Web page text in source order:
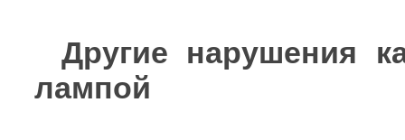
Другие нарушения
лампой